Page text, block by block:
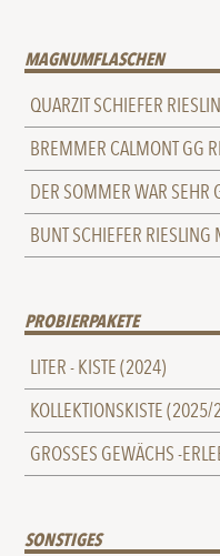
MAGNUMFLASCHEN
QUARZIT SCHIEFER
BREMMER CALMONT GG
DER SOMMER WAR
BUNT SCHIEFER
PROBIERPAKETE
LITER - KISTE (2024)
KOLLEKTIONSKISTE
GROSSES GEWÄCHS -
SONSTIGES